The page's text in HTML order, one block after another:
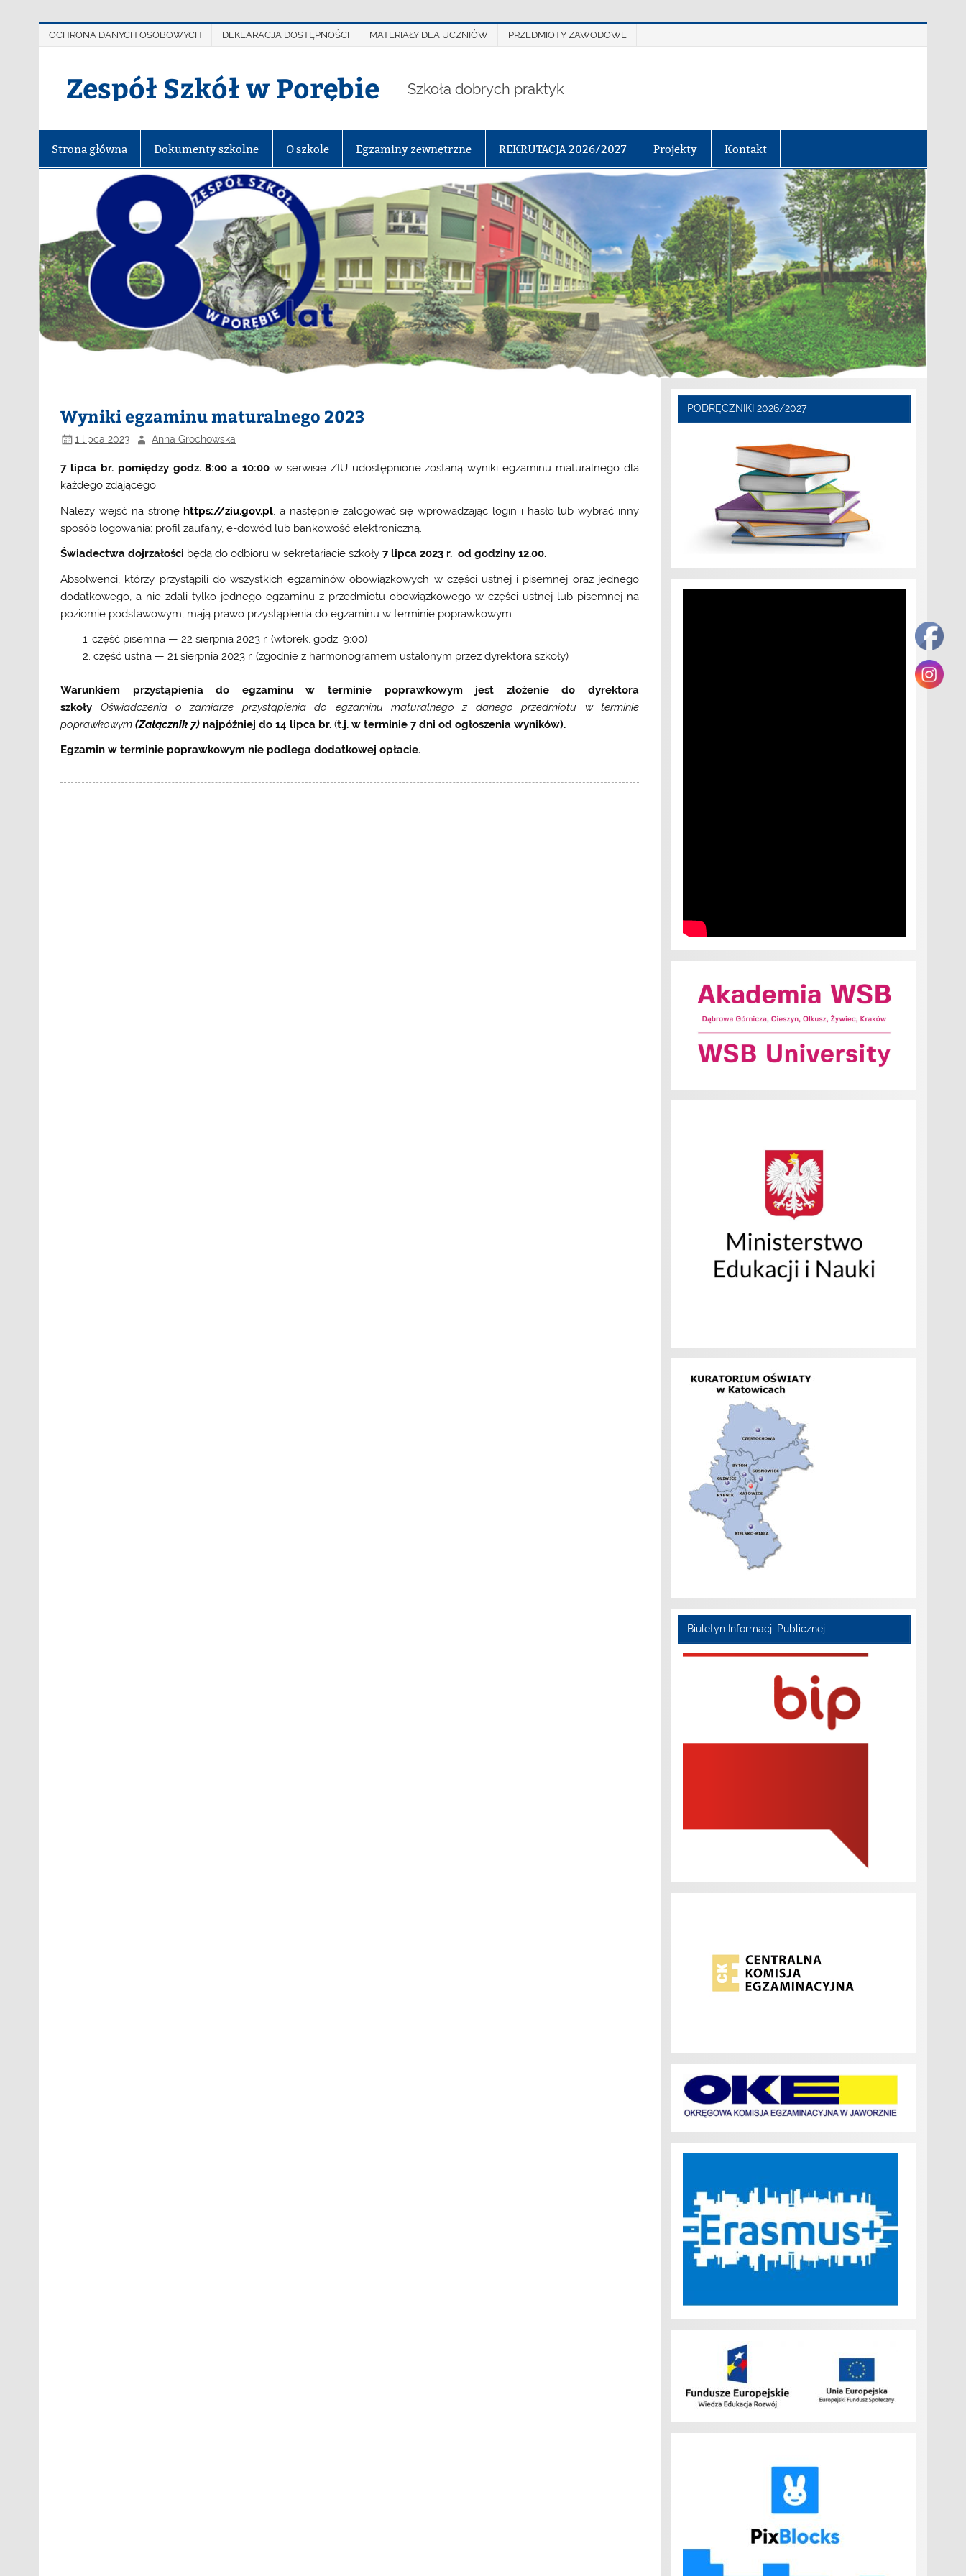
OCHRONA DANYCH OSOBOWYCH DEKLARACJA DOSTĘPNOŚCI MATERIAŁY DLA UCZNIÓW PRZEDMIOTY ZAWODOWE
Zespół Szkół w Porębie Szkoła dobrych praktyk
Strona główna Dokumenty szkolne O szkole Egzaminy zewnętrzne REKRUTACJA 2026/2027 Projekty Kontakt
Wyniki egzaminu maturalnego 2023
1 lipca 2023 Anna Grochowska
7 lipca br. pomiędzy godz. 8:00 a 10:00 w serwisie ZIU udostępnione zostaną wyniki egzaminu maturalnego dla
każdego zdającego.
Należy wejść na stronę https://ziu.gov.pl, a następnie zalogować się wprowadzając login i hasło lub wybrać inny
sposób logowania: profil zaufany, e-dowód lub bankowość elektroniczną.
Świadectwa dojrzałości będą do odbioru w sekretariacie szkoły7 lipca 2023 r. od godziny 12.00.
Absolwenci, którzy przystąpili do wszystkich egzaminów obowiązkowych w części ustnej i pisemnej oraz jednego
dodatkowego, a nie zdali tylko jednego egzaminu z przedmiotu obowiązkowego w części ustnej lub pisemnej na
poziomie podstawowym, mają prawo przystąpienia do egzaminu w terminie poprawkowym:
część pisemna — 22 sierpnia 2023 r. (wtorek, godz. 9:00)
część ustna — 21 sierpnia 2023 r. (zgodnie z harmonogramem ustalonym przez dyrektora szkoły)
Warunkiem przystąpienia do egzaminu w terminie poprawkowym jest złożenie do dyrektora
szkoły Oświadczenia o zamiarze przystąpienia do egzaminu maturalnego z danego przedmiotu w terminie
poprawkowym(Załącznik 7) najpóźniej do 14 lipca br. (t.j. w terminie 7 dni od ogłoszenia wyników).
Egzamin w terminie poprawkowym nie podlega dodatkowej opłacie.
PODRĘCZNIKI 2026/2027
Biuletyn Informacji Publicznej